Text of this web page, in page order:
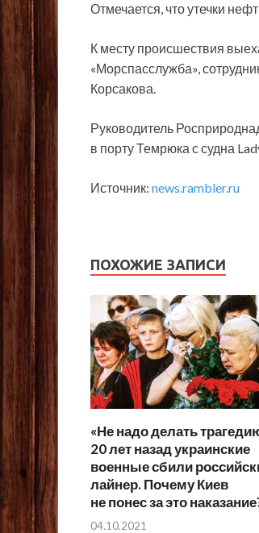
Отмечается, что утечки
К месту происшествия
«Морспасслужба»,
Корсакова.
Руководитель
в порту Темрюка с судна
Источник: news.rambler.ru
ПОХОЖИЕ ЗАПИСИ
«Не надо делать
20 лет назад украинские
военные сбили
лайнер. Почему Киев
не понес за это
04.10.2021